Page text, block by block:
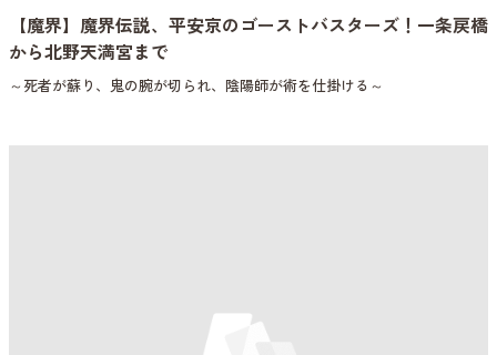
【魔界】魔界伝説、平安京のゴーストバスターズ！一条戻橋
から北野天満宮まで
～死者が蘇り、鬼の腕が切られ、陰陽師が術を仕掛ける～